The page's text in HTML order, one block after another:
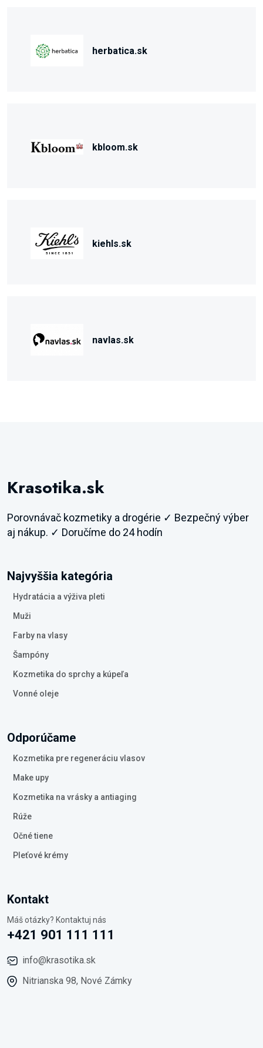
herbatica.sk
kbloom.sk
kiehls.sk
navlas.sk
Krasotika.sk
Porovnávač kozmetiky a drogérie ✓ Bezpečný výber
aj nákup. ✓ Doručíme do 24 hodín
Najvyššia kategória
Hydratácia a výživa pleti
Muži
Farby na vlasy
Šampóny
Kozmetika do sprchy a kúpeľa
Vonné oleje
Odporúčame
Kozmetika pre regeneráciu vlasov
Make upy
Kozmetika na vrásky a antiaging
Rúže
Očné tiene
Pleťové krémy
Kontakt
Máš otázky? Kontaktuj nás
+421 901 111 111
info@krasotika.sk
Nitrianska 98, Nové Zámky